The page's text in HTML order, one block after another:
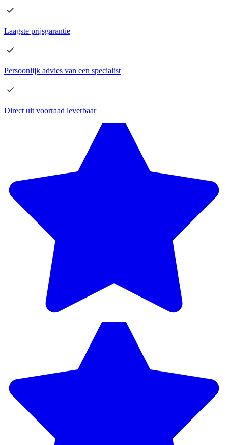
Laagste prijsgarantie
Persoonlijk advies van een specialist
Direct uit voorraad leverbaar